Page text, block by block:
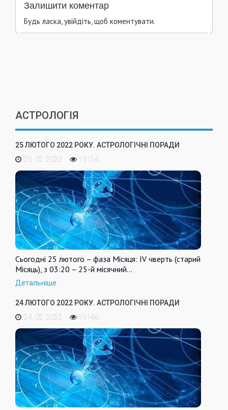
Залишити коментар
Будь ласка, увійдіть, щоб коментувати.
АСТРОЛОГІЯ
25 ЛЮТОГО 2022 РОКУ. АСТРОЛОГІЧНІ ПОРАДИ
25. 02. 2022
19154
Сьогодні 25 лютого – фаза Місяця: IV чверть (старий
Місяць), з 03:20 – 25-й місячний…
Детальніше
24 ЛЮТОГО 2022 РОКУ. АСТРОЛОГІЧНІ ПОРАДИ
24. 02. 2022
19146